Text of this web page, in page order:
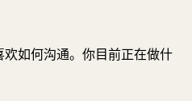
如何沟通。你目前正在做什